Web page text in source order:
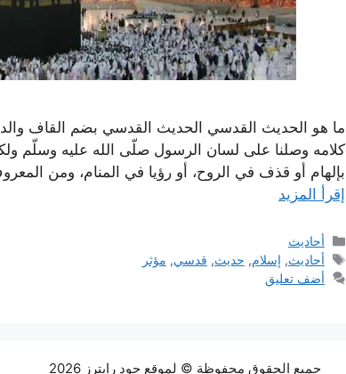
ما هو الحديث القدسي الحديث القدسي بضم القاف
كلامه وصلنا على لسان الرسول صلّى الله عليه وسلّم
بإلهام أو قذف في الروح، أو رؤيا في المنام، ومن
إقرأ المزيد
التصنيفات
أحاديث
الوسوم
أحاديث, إسلام, حديث, قدسي, مؤثر
أضف تعليق
جميع الحقوق محفوظة © لموقع جود رايترز 2026